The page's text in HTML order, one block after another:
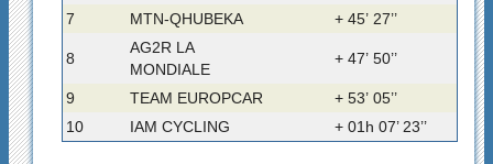
7 MTN-QHUBEKA + 45’ 27’’
8
AG2R LA
MONDIALE
+ 47’ 50’’
9 TEAM EUROPCAR
+ 53’ 05’’
10
IAM CYCLING + 01h 07’ 23’’